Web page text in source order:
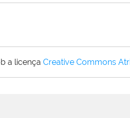
a licença Creative Commons